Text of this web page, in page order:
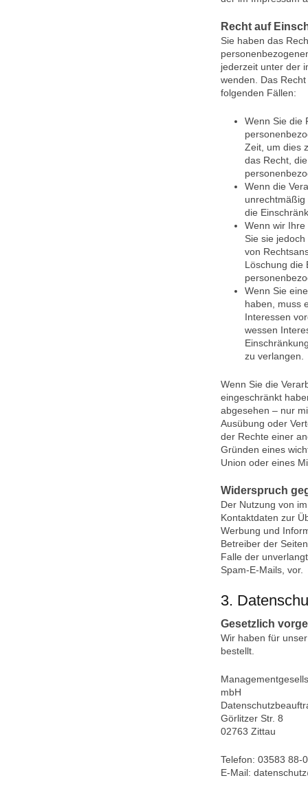
Recht auf
Sie haben das
jederzeit unter der
wenden. Das
folgenden Fällen:
Wenn Sie die
Zeit, um dies
das Recht,
Wenn die
unrechtmäßig
die
Wenn wir
Sie sie
von
Löschung die
Wenn Sie
haben, muss
Interessen
wessen
zu verlangen.
Wenn Sie die
eingeschränkt
abgesehen – nur
Ausübung oder
der Rechte einer
Gründen eines
Union oder eines
Widerspruch
Der Nutzung von
Kontaktdaten zur
Werbung und
Betreiber der
Falle der
Spam-E-Mails, vor.
3.
Gesetzlich
Wir haben für
bestellt.
mbH
Görlitzer Str. 8
02763 Zittau
Telefon: 03583 88-0
E-Mail: